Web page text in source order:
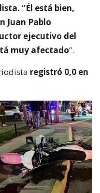
“Él está bien,
Juan Pablo
ejecutivo del
muy afectado”.
registró 0,0 en